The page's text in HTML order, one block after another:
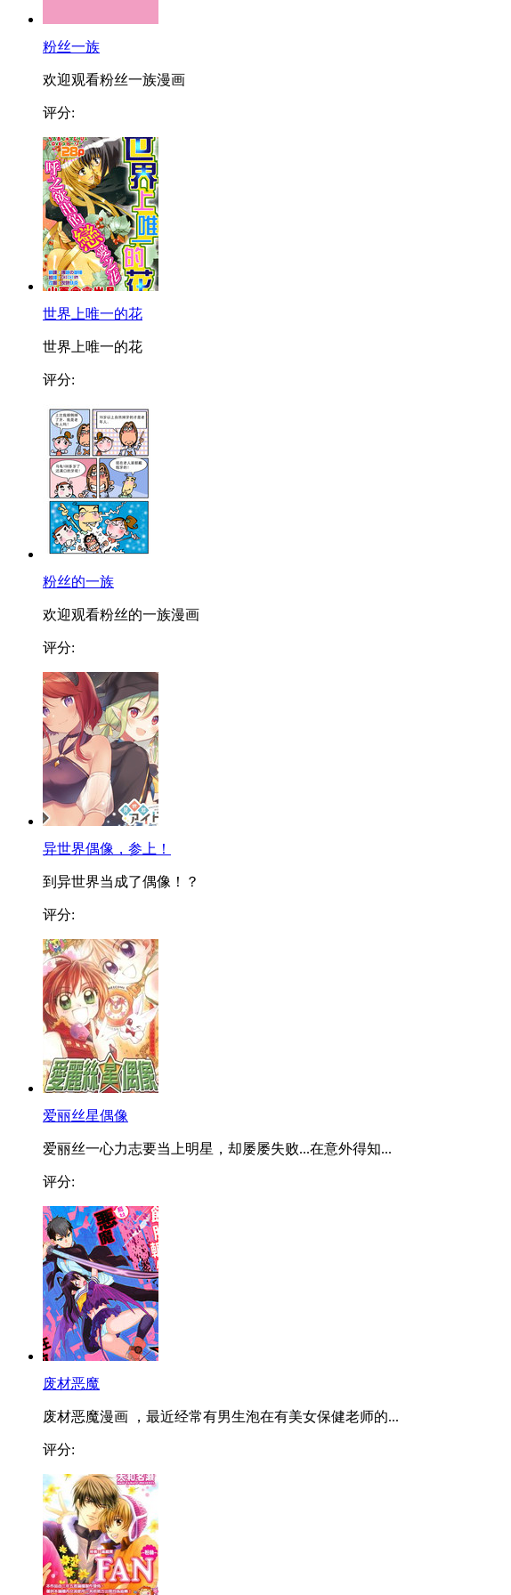
粉丝一族
欢迎观看粉丝一族漫画
评分:
世界上唯一的花
世界上唯一的花
评分:
粉丝的一族
欢迎观看粉丝的一族漫画
评分:
异世界偶像，参上！
到异世界当成了偶像！？
评分:
爱丽丝星偶像
爱丽丝一心力志要当上明星，却屡屡失败...在意外得知...
评分:
废材恶魔
废材恶魔漫画 ，最近经常有男生泡在有美女保健老师的...
评分: